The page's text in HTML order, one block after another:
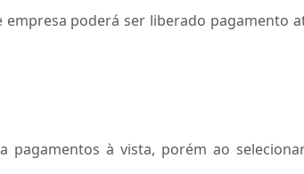
empresa poderá ser liberado pagamento
pagamentos à vista, porém ao